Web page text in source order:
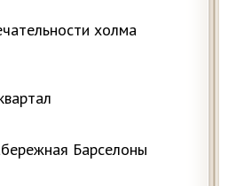
холма
Барселоны